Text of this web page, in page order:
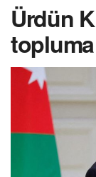
Ürdün
topluma